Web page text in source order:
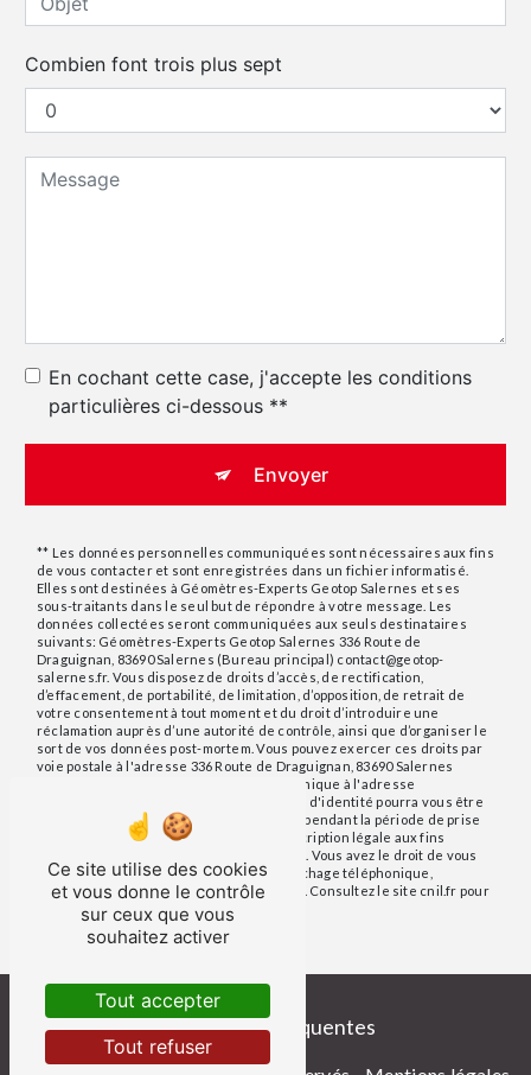
Combien font trois plus sept
En cochant cette case, j'accepte les conditions
particulières ci-dessous **
Envoyer
** Les données personnelles communiquées sont nécessaires aux fins
de vous contacter et sont enregistrées dans un fichier informatisé.
Elles sont destinées à Géomètres-Experts Geotop Salernes et ses
sous-traitants dans le seul but de répondre à votre message. Les
données collectées seront communiquées aux seuls destinataires
suivants: Géomètres-Experts Geotop Salernes 336 Route de
Draguignan, 83690 Salernes (Bureau principal) contact@geotop-
salernes.fr. Vous disposez de droits d’accès, de rectification,
d’effacement, de portabilité, de limitation, d’opposition, de retrait de
votre consentement à tout moment et du droit d’introduire une
réclamation auprès d’une autorité de contrôle, ainsi que d’organiser le
sort de vos données post-mortem. Vous pouvez exercer ces droits par
voie postale à l'adresse 336 Route de Draguignan, 83690 Salernes
(Bureau principal) ou par courrier électronique à l'adresse
contact@geotop-salernes.fr. Un justificatif d'identité pourra vous être
demandé. Nous conservons vos données pendant la période de prise
de contact puis pendant la durée de prescription légale aux fins
probatoires et de gestion des contentieux. Vous avez le droit de vous
inscrire sur la liste d'opposition au démarchage téléphonique,
disponible à cette adresse:
Bloctel.gouv.fr
. Consultez le site cnil.fr pour
plus d’informations sur vos droits.
Recherches fréquentes
Ce site utilise des cookies
et vous donne le contrôle
sur ceux que vous
souhaitez activer
Tout accepter
Tout refuser